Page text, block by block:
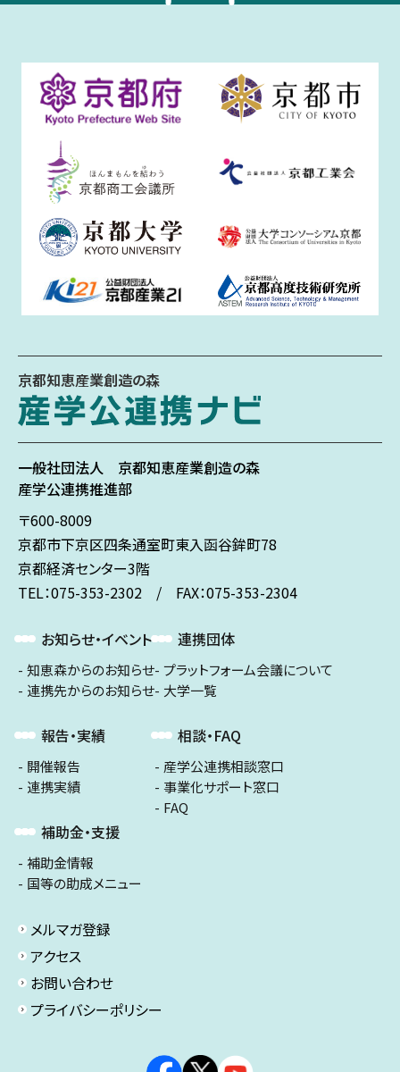
京都知恵産業創造の森
一般社団法人 京都知恵産業創造の森
産学公連携推進部
〒600-8009
京都市下京区四条通室町東入函谷鉾町78
京都経済センター3階
TEL：075-353-2302 / FAX：075-353-2304
お知らせ・イベント
知恵森からのお知らせ
連携先からのお知らせ
報告・実績
開催報告
連携実績
補助金・支援
補助金情報
国等の助成メニュー
連携団体
プラットフォーム会議について
大学一覧
相談・FAQ
産学公連携相談窓口
事業化サポート窓口
FAQ
メルマガ登録
アクセス
お問い合わせ
プライバシーポリシー